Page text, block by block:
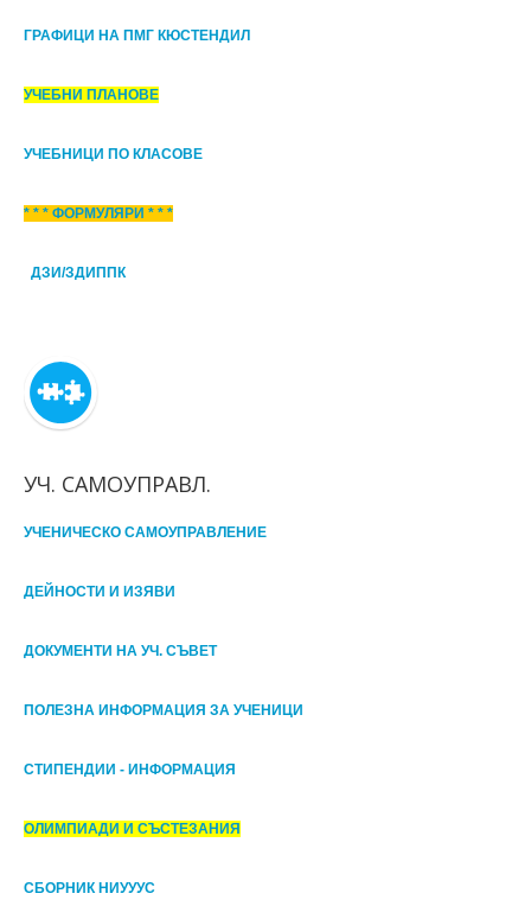
ГРАФИЦИ НА ПМГ КЮСТЕНДИЛ
УЧЕБНИ ПЛАНОВЕ
УЧЕБНИЦИ ПО КЛАСОВЕ
* * * ФОРМУЛЯРИ * * *
ДЗИ/ЗДИППК
УЧ. САМОУПРАВЛ.
УЧЕНИЧЕСКО САМОУПРАВЛЕНИЕ
ДЕЙНОСТИ И ИЗЯВИ
ДОКУМЕНТИ НА УЧ. СЪВЕТ
ПОЛЕЗНА ИНФОРМАЦИЯ ЗА УЧЕНИЦИ
СТИПЕНДИИ - ИНФОРМАЦИЯ
ОЛИМПИАДИ И СЪСТЕЗАНИЯ
СБОРНИК НИУУУС